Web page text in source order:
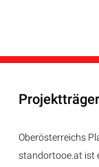
Oberösterreichs
standortooe.at ist